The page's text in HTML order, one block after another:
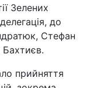
Зелених
до
Стефан
прийняття